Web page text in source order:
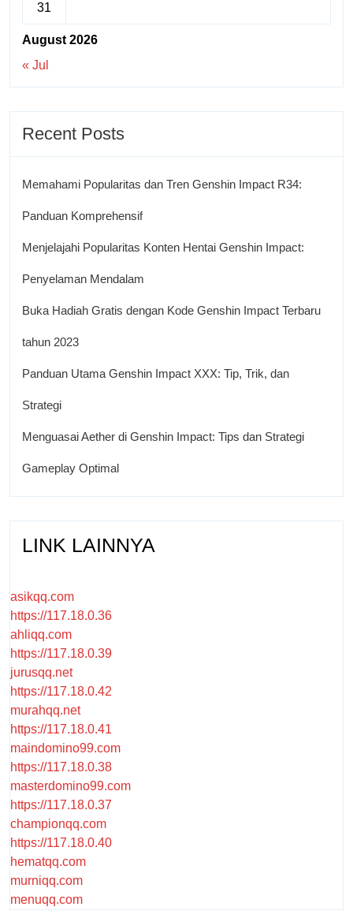
August 2026
31
« Jul
Recent Posts
Memahami Popularitas dan Tren Genshin Impact R34:
Panduan Komprehensif
Menjelajahi Popularitas Konten Hentai Genshin Impact:
Penyelaman Mendalam
Buka Hadiah Gratis dengan Kode Genshin Impact Terbaru
tahun 2023
Panduan Utama Genshin Impact XXX: Tip, Trik, dan
Strategi
Menguasai Aether di Genshin Impact: Tips dan Strategi
Gameplay Optimal
LINK LAINNYA
asikqq.com
https://117.18.0.36
ahliqq.com
https://117.18.0.39
jurusqq.net
https://117.18.0.42
murahqq.net
https://117.18.0.41
maindomino99.com
https://117.18.0.38
masterdomino99.com
https://117.18.0.37
championqq.com
https://117.18.0.40
hematqq.com
murniqq.com
menuqq.com